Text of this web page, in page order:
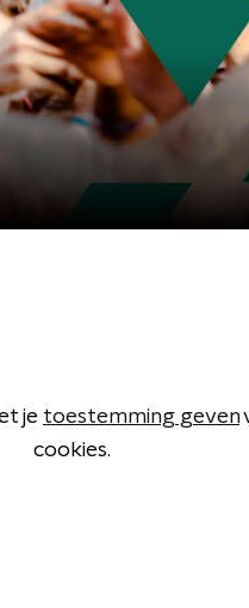
je toestemming geven
cookies.